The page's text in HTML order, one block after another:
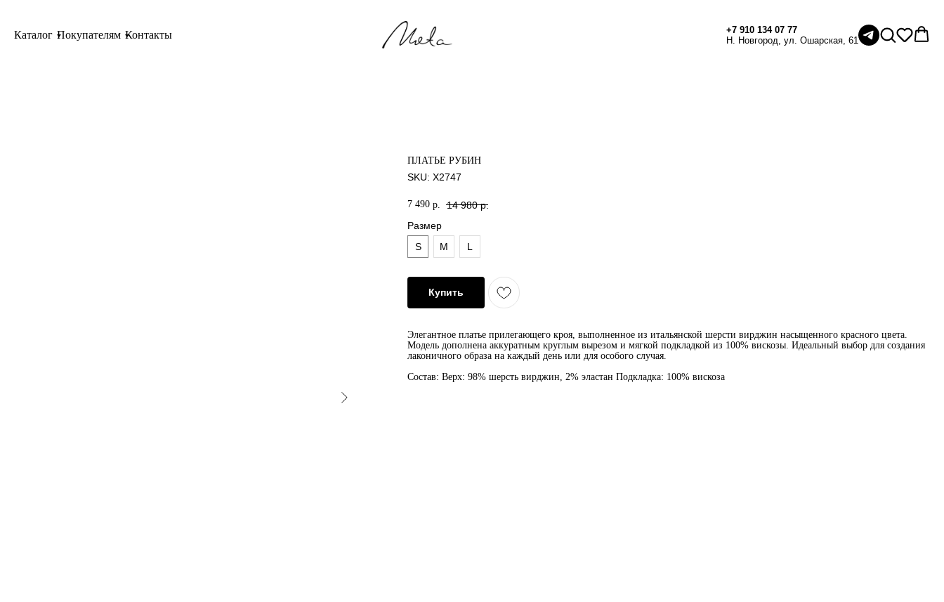
Каталог Покупателям Контакты
+7 910 134 07 77
Н. Новгород, ул. Ошарская, 61
ПЛАТЬЕ РУБИН
SKU: X2747
7 490 р. 14 980 р.
Размер
S
M L
Купить
Элегантное платье прилегающего кроя, выполненное из итальянской шерсти вирджин насыщенного красного цвета.
Модель дополнена аккуратным круглым вырезом и мягкой подкладкой из 100% вискозы. Идеальный выбор для создания
лаконичного образа на каждый день или для особого случая.
Состав: Верх: 98% шерсть вирджин, 2% эластан Подкладка: 100% вискоза